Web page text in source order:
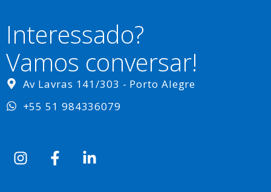
Interessado?
Vamos conversar!
Av Lavras 141/303 - Porto Alegre
+55 51 984336079